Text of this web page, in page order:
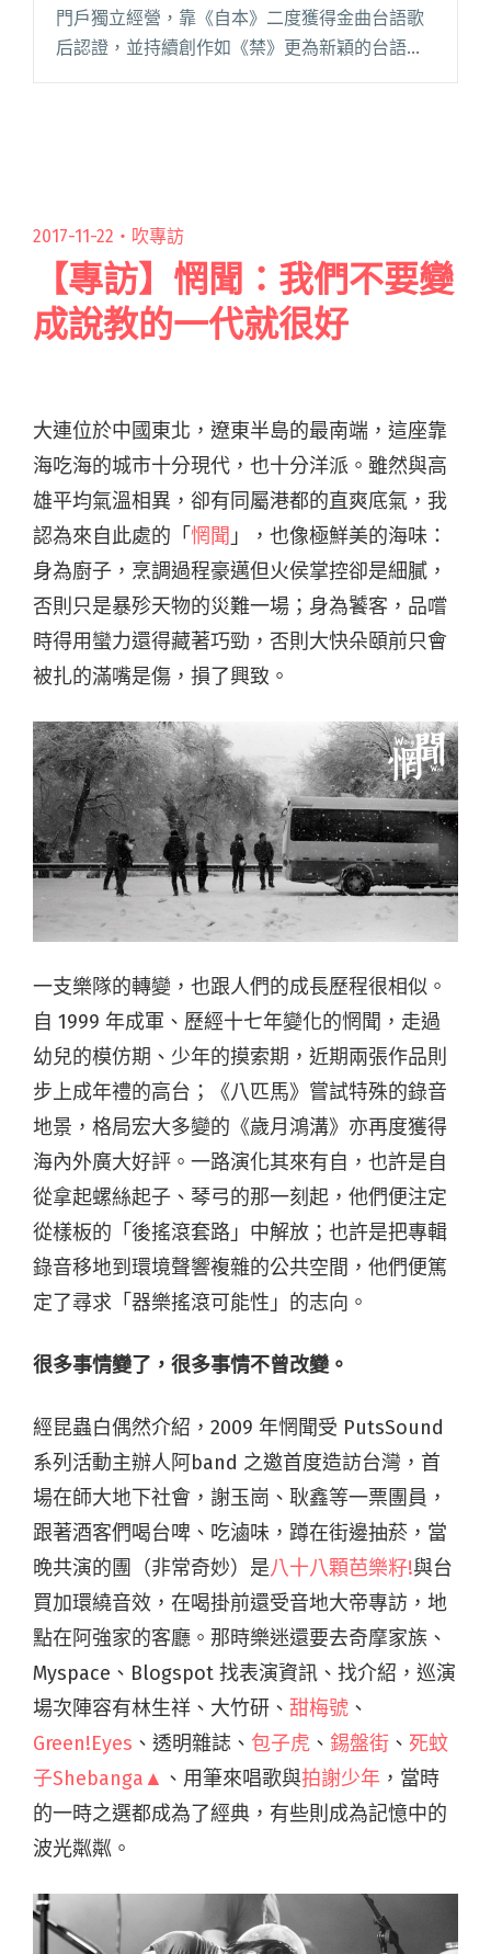
門戶獨立經營，靠《自本》二度獲得金曲台語歌
后認證，並持續創作如《禁》更為新穎的台語奇
2017-11-22・ 吹專訪
【專訪】惘聞：我們不要變
成說教的一代就很好
大連位於中國東北，遼東半島的最南端，這座靠
海吃海的城市十分現代，也十分洋派。雖然與高
雄平均氣溫相異，卻有同屬港都的直爽底氣，我
認為來自此處的「惘聞 」，也像極鮮美的海味：
身為廚子，烹調過程豪邁但火侯掌控卻是細膩，
否則只是暴殄天物的災難一場；身為饕客，品嚐
時得用蠻力還得藏著巧勁，否則大快朵頤前只會
被扎的滿嘴是傷，損了興致。
一支樂隊的轉變，也跟人們的成長歷程很相似。
自 1999 年成軍、歷經十七年變化的惘聞，走過
幼兒的模仿期、少年的摸索期，近期兩張作品則
步上成年禮的高台；《八匹馬》嘗試特殊的錄音
地景，格局宏大多變的《歲月鴻溝》亦再度獲得
海內外廣大好評。一路演化其來有自，也許是自
從拿起螺絲起子、琴弓的那一刻起，他們便注定
從樣板的「後搖滾套路」中解放；也許是把專輯
錄音移地到環境聲響複雜的公共空間，他們便篤
定了尋求「器樂搖滾可能性」的志向。
很多事情變了，很多事情不曾改變。
經昆蟲白偶然介紹，2009 年惘聞受 PutsSound
系列活動主辦人阿band 之邀首度造訪台灣，首
場在師大地下社會，謝玉崗、耿鑫等一票團員，
跟著酒客們喝台啤、吃滷味，蹲在街邊抽菸，當
晚共演的團（非常奇妙）是八十八顆芭樂籽!與台
買加環繞音效，在喝掛前還受音地大帝專訪，地
點在阿強家的客廳。那時樂迷還要去奇摩家族、
Myspace、Blogspot 找表演資訊、找介紹，巡演
場次陣容有林生祥、大竹研、 甜梅號 、
Green!Eyes 、透明雜誌、 包子虎 、 錫盤街 、 死蚊
子Shebanga▲ 、用筆來唱歌與拍謝少年 ，當時
的一時之選都成為了經典，有些則成為記憶中的
波光粼粼。